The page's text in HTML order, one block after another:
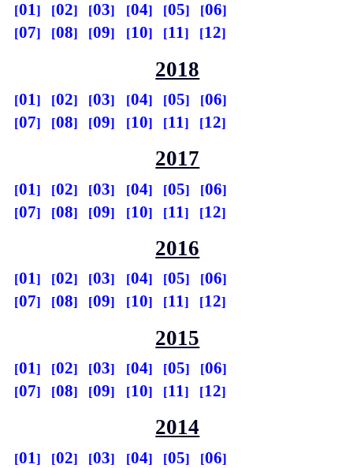
01 02 03 04 05
06
07
08 09 10 11 12
2018
01 02 03 04 05
06
07
08 09 10 11 12
2017
01 02 03 04 05
06
07
08 09 10 11 12
2016
01 02 03 04 05
06
07
08 09 10 11 12
2015
01 02 03 04 05
06
07
08 09 10 11 12
2014
01 02 03 04 05
06